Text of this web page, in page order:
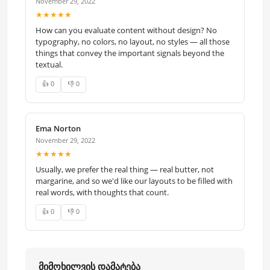
აუდიო მახასიათებლები
ჩაშენებული მიკროფონი
ჩაშენებული დინამიკი
ხმის ხარისხი: ხმაურის და
ექოს შემცირება
აუდიო კომპრესია: G.711 U
ინტერკომი: ორმხრივი
ქსელის მახასიათებლები
ქსელის პროტოკოლები:
ქსელის პორტი: 10/100
Mbps RJ45
ფიზიკური ინტერფეისები
RS-485: 1
Debugging Port: 1
ქსელის პორტი: 10/100
Mbps RJ45
უსადენო კავშირი: Wi-Fi
RTSP,
RS-485: 1 RJ-45 10/100
RS-485: 1
Alarm Input: 8-ch alarm
TF Card: მაქს. 32GB-მდე,
★★★★★
How can you evaluate content without design? No
typography, no colors, no layout, no styles — all those
things that convey the important signals beyond the
textual.
👍 0 👎 0
Ema Norton
November 29, 2022
★★★★★
Usually, we prefer the real thing — real butter, not
margarine, and so we'd like our layouts to be filled with
real words, with thoughts that count.
👍 0 👎 0
მიმოხილვის დამატება